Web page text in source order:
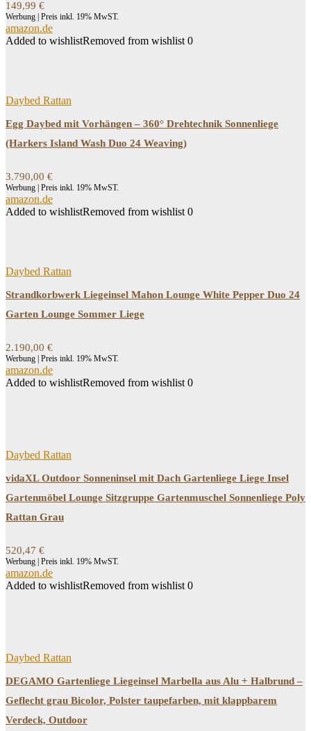
149,99 €
Werbung | Preis inkl. 19% MwST.
amazon.de
Added to wishlistRemoved from wishlist 0
Daybed Rattan
Egg Daybed mit Vorhängen – 360° Drehtechnik Sonnenliege
(Harkers Island Wash Duo 24 Weaving)
3.790,00 €
Werbung | Preis inkl. 19% MwST.
amazon.de
Added to wishlistRemoved from wishlist 0
Daybed Rattan
Strandkorbwerk Liegeinsel Mahon Lounge White Pepper Duo 24
Garten Lounge Sommer Liege
2.190,00 €
Werbung | Preis inkl. 19% MwST.
amazon.de
Added to wishlistRemoved from wishlist 0
Daybed Rattan
vidaXL Outdoor Sonneninsel mit Dach Gartenliege Liege Insel
Gartenmöbel Lounge Sitzgruppe Gartenmuschel Sonnenliege Poly
Rattan Grau
520,47 €
Werbung | Preis inkl. 19% MwST.
amazon.de
Added to wishlistRemoved from wishlist 0
Daybed Rattan
DEGAMO Gartenliege Liegeinsel Marbella aus Alu + Halbrund –
Geflecht grau Bicolor, Polster taupefarben, mit klappbarem
Verdeck, Outdoor